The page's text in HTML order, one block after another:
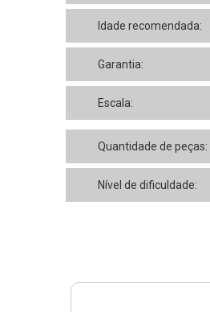
Idade recomendada:
Garantia:
Escala:
Quantidade de peças:
Nível de dificuldade: